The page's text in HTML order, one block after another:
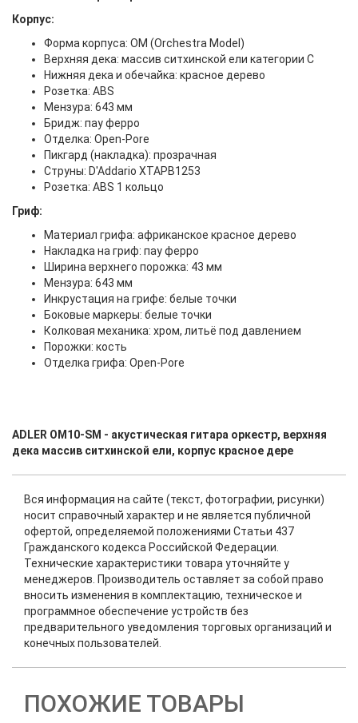
Корпус:
Форма корпуса: OM (Orchestra Model)
Верхняя дека: массив ситхинской ели категории C
Нижняя дека и обечайка: красное дерево
Розетка: ABS
Мензура: 643 мм
Бридж: пау ферро
Отделка: Open-Pore
Пикгард (накладка): прозрачная
Струны: D'Addario XTAPB1253
Розетка: ABS 1 кольцо
Гриф:
Материал грифа: африканское красное дерево
Накладка на гриф: пау ферро
Ширина верхнего порожка: 43 мм
Мензура: 643 мм
Инкрустация на грифе: белые точки
Боковые маркеры: белые точки
Колковая механика: хром, литьё под давлением
Порожки: кость
Отделка грифа: Open-Pore
ADLER OM10-SM - акустическая гитара оркестр, верхняя
дека массив ситхинской ели, корпус красное дере
Вся информация на сайте (текст, фотографии, рисунки)
носит справочный характер и не является публичной
офертой, определяемой положениями Статьи 437
Гражданского кодекса Российской Федерации.
Технические характеристики товара уточняйте у
менеджеров. Производитель оставляет за собой право
вносить изменения в комплектацию, техническое и
программное обеспечение устройств без
предварительного уведомления торговых организаций и
конечных пользователей.
ПОХОЖИЕ ТОВАРЫ